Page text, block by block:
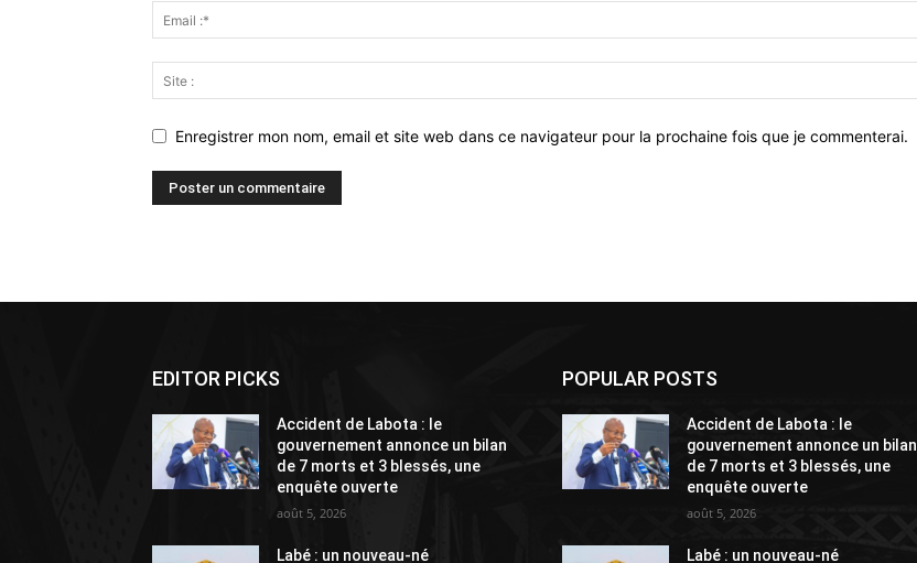
Enregistrer mon nom, email et site web dans ce navigateur pour la prochaine fois que je commenterai.
EDITOR PICKS
Accident de Labota : le
gouvernement annonce un bilan
de 7 morts et 3 blessés, une
enquête ouverte
août 5, 2026
Labé : un nouveau-né
POPULAR POSTS
Accident de Labota : le
gouvernement annonce un bilan
de 7 morts et 3 blessés, une
enquête ouverte
août 5, 2026
Labé : un nouveau-né